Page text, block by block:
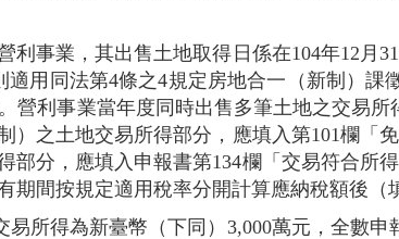
事業，其出售土地取得日係在104年12月
適用同法第4條之4規定房地合一（新制）
營利事業當年度同時出售多筆土地之交易
）之土地交易所得部分，應填入第101欄「
部分，應填入申報書第134欄「交易符合所
間按規定適用稅率分開計算應納稅額後（
所得為新臺幣（下同）3,000萬元，全數